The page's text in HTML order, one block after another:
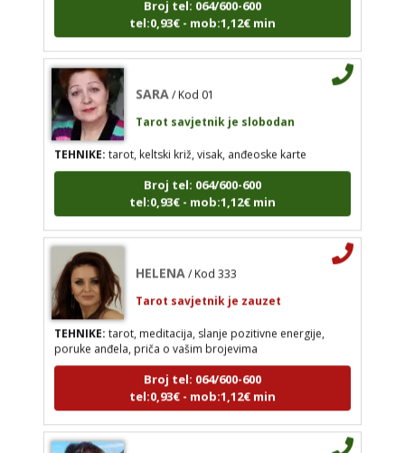
Broj tel: 064/600-600
tel:0,93€ - mob:1,12€ min
HELENA / Kod 333
Tarot savjetnik je zauzet
TEHNIKE:tarot, meditacija, slanje pozitivne
energije, poruke anđela, priča o vašim brojevima
Broj tel: 064/600-600
tel:0,93€ - mob:1,12€ min
VESNA
/ Kod 05
Tarot savjetnik je slobodan
numerologija, anđeoski i ljubavni tarot,
visak, yi ching, knjiga promjena mudrosti, rune,
izrada runskih amajlija
Tarot savjetnik je slobodan
TEHNIKE: tarot, keltski križ, visak, anđeoske karte
Broj tel: 064/600-600
tel:0,93€ - mob:1,12€ min
Tarot savjetnik je zauzet
TEHNIKE:tarot, meditacija, slanje pozitivne energije,
poruke anđela, priča o vašim brojevima
Broj tel: 064/600-600
tel:0,93€ - mob:1,12€ min